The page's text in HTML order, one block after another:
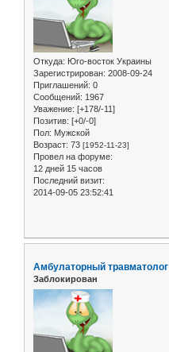
Откуда: Юго-восток Украины
Зарегистрирован: 2008-09-24
Приглашений: 0
Сообщений: 1967
Уважение: [+178/-11]
Позитив: [+0/-0]
Пол: Мужской
Возраст: 73 [1952-11-23]
Провел на форуме:
12 дней 15 часов
Последний визит:
2014-09-05 23:52:41
Амбулаторный травматолог
Заблокирован